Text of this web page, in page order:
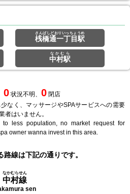
桟橋通一丁目駅
さんばしどおりいっちょうめ
中村駅
なかむら
0 状況不明、 0 閉店
なく、マッサージやSPAサービスへの需要
者はいません。
less population, no market request for
owner wanna invest in this area.
線は下記の通りです。
中村線
なかむらせん
sen